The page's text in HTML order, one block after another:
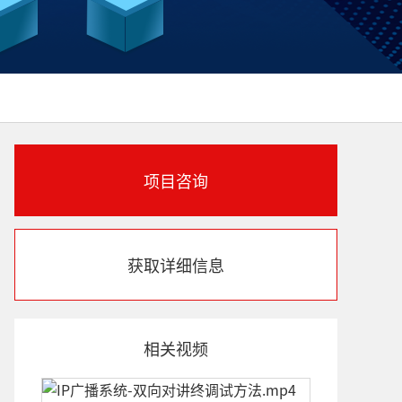
项目咨询
获取详细信息
相关视频